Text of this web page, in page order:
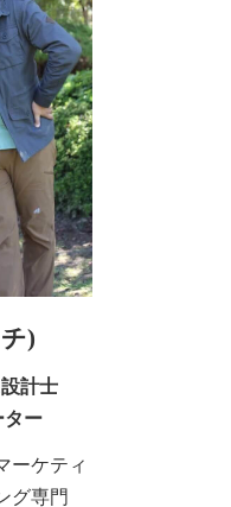
)
計士
ター
ーケティ
グ専門